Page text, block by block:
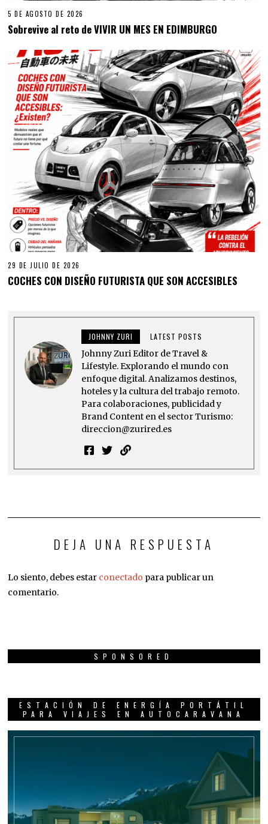
5 DE AGOSTO DE 2026
Sobrevive al reto de VIVIR UN MES EN EDIMBURGO
29 DE JULIO DE 2026
COCHES CON DISEÑO FUTURISTA QUE SON ACCESIBLES
JOHNNY ZURI LATEST POSTS
Johnny Zuri Editor de Travel &
Lifestyle. Explorando el mundo con
enfoque digital. Analizamos destinos,
hoteles y la cultura del trabajo remoto.
Para colaboraciones, publicidad y
Brand Content en el sector Turismo:
direccion@zurired.es
DEJA UNA RESPUESTA
Lo siento, debes estar conectado para publicar un
comentario.
SPONSORED
ESTACIÓN DE ENERGÍA PORTÁTIL
PARA VIAJES EN AUTOCARAVANA